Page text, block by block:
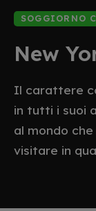
SOGGIORNO
New
Il carattere
in tutti i suoi
al mondo
visitare in